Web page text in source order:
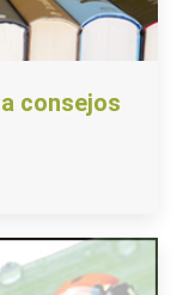
consejos